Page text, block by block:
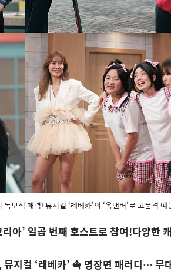
보적 매력! 뮤지컬 ‘레베카’의 ‘옥댄버’로 고품격
리아’ 일곱 번째 호스트로 참여!다양한
뮤지컬 ‘레베카’속 명장면 패러디…무